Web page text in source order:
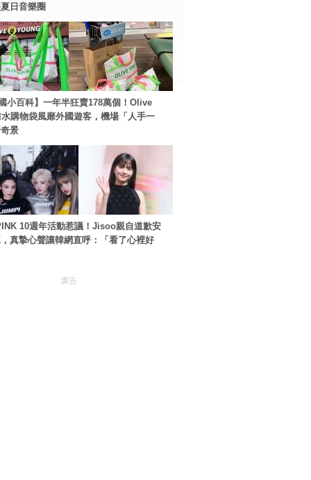
日音樂圈
小百科】一年半狂賣178萬個！Olive
購物袋風靡外國遊客，機場「人手一
景
10週年活動惹議！Jisoo親自道歉安
真摯心聲讓韓網直呼：「看了心裡好
廣告